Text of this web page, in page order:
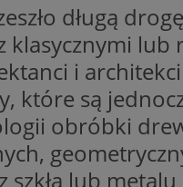
długą
klasycznymi lub
i
są
obróbki
lub
w celu
strony
Microsoft
informacji
stron w jedną
Microsoft
informacji
stron w jedną
for
reklam
funkcji i
które
etapowych,
użytkownika
do
za